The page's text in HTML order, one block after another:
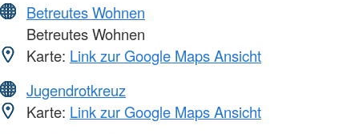
Betreutes Wohnen
Betreutes Wohnen
Karte: Link zur Google Maps Ansicht
Jugendrotkreuz
Karte: Link zur Google Maps Ansicht